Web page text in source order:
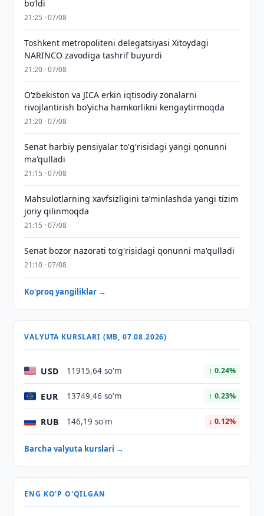
bo‘ldi
21:25 · 07/08
Toshkent metropoliteni delegatsiyasi Xitoydagi
NARINCO zavodiga tashrif buyurdi
21:20 · 07/08
Oʻzbekiston va JICA erkin iqtisodiy zonalarni
rivojlantirish boʻyicha hamkorlikni kengaytirmoqda
21:20 · 07/08
Senat harbiy pensiyalar to'g'risidagi yangi qonunni
ma'qulladi
21:15 · 07/08
Mahsulotlarning xavfsizligini taʼminlashda yangi tizim
joriy qilinmoqda
21:15 · 07/08
Senat bozor nazorati to'g'risidagi qonunni ma'qulladi
21:10 · 07/08
Ko'proq yangiliklar →
VALYUTA KURSLARI (MB, 07.08.2026)
USD 11915,64 so'm ↑ 0.24%
EUR 13749,46 so'm ↑ 0.23%
RUB 146,19 so'm ↓ 0.12%
Barcha valyuta kurslari →
ENG KO'P O'QILGAN